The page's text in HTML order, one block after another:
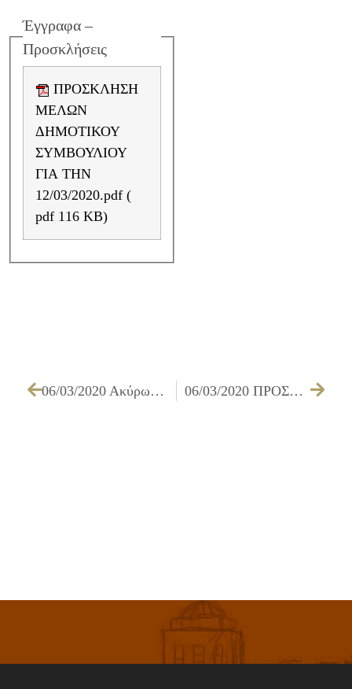
Έγγραφα –
Προσκλήσεις
ΠΡΟΣΚΛΗΣΗ
ΜΕΛΩΝ
ΔΗΜΟΤΙΚΟΥ
ΣΥΜΒΟΥΛΙΟΥ
ΓΙΑ ΤΗΝ
12/03/2020.pdf (
pdf 116 KB)
06/03/2020 Ακύρωση εκδήλωσης για προληπτικούς λόγους 06/03/2020 ΠΡΟΣΚΛΗΣΗ ΜΕΛΩΝ ΟΙΚΟΝΟΜΙΚΗΣ ΕΠΙΤΡΟΠΗΣ ΓΙΑ ΤΗΝ 12/03/2020